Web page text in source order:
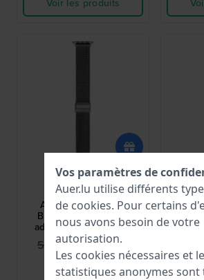
Fossil
S420015
Apple Watch 22 mm
Bracelet en acier gris
adapté à l'Apple Watch
42/44mm
59,00 € 46,95 €
● En stock
Vos paramètres de
Auer.lu utilise différents
de cookies. Pour certains
nous avons besoin de votre
autorisation.
Les cookies nécessaires et
statistiques anonymes